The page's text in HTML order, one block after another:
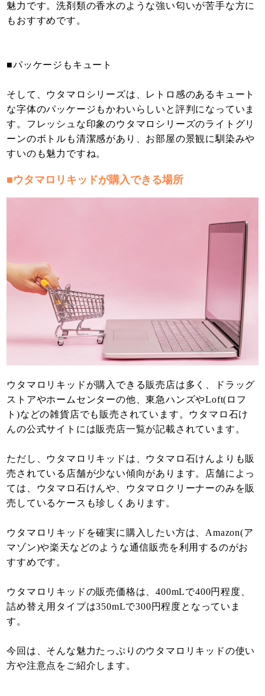
魅力です。洗剤類の香水のような強い匂いが苦手な方に
もおすすめです。
■パッケージもキュート
そして、ウタマロシリーズは、レトロ感のあるキュート
な字体のパッケージもかわいらしいと評判になっていま
す。フレッシュな印象のウタマロシリーズのライトグリ
ーンのボトルも清潔感があり、お部屋の景観に馴染みや
すいのも魅力ですね。
■ウタマロリキッドが購入できる場所
ウタマロリキッドが購入できる販売店は多く、ドラッグ
ストアやホームセンターの他、東急ハンズやLoft(ロフ
ト)などの雑貨店でも販売されています。ウタマロ石け
んの公式サイトには販売店一覧が記載されています。
ただし、ウタマロリキッドは、ウタマロ石けんよりも販
売されている店舗が少ない傾向があります。店舗によっ
ては、ウタマロ石けんや、ウタマロクリーナーのみを販
売しているケースも珍しくあります。
ウタマロリキッドを確実に購入したい方は、Amazon(ア
マゾン)や楽天などのような通信販売を利用するのがお
すすめです。
ウタマロリキッドの販売価格は、400mLで400円程度、
詰め替え用タイプは350mLで300円程度となっていま
す。
今回は、そんな魅力たっぷりのウタマロリキッドの使い
方や注意点をご紹介します。